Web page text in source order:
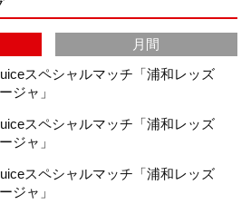
C
h
a
月間
スペシャルマッチ「浦和レッズ
ジャ」
スペシャルマッチ「浦和レッズ
ジャ」
スペシャルマッチ「浦和レッズ
ジャ」